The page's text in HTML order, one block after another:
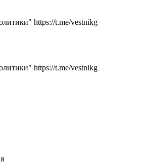
https://t.me/vestnikg
https://t.me/vestnikg